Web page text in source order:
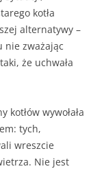
kotła
alternatywy –
nie zważając
że uchwała
wywołała
tych,
wreszcie
Nie jest